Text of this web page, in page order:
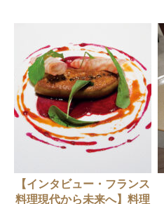
【インタビュー・フランス
料理現代から未来へ】料理